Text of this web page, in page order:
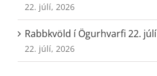
22. júlí, 2026
Rabbkvöld í Ögurhvarfi 22. júlí
22. júlí, 2026